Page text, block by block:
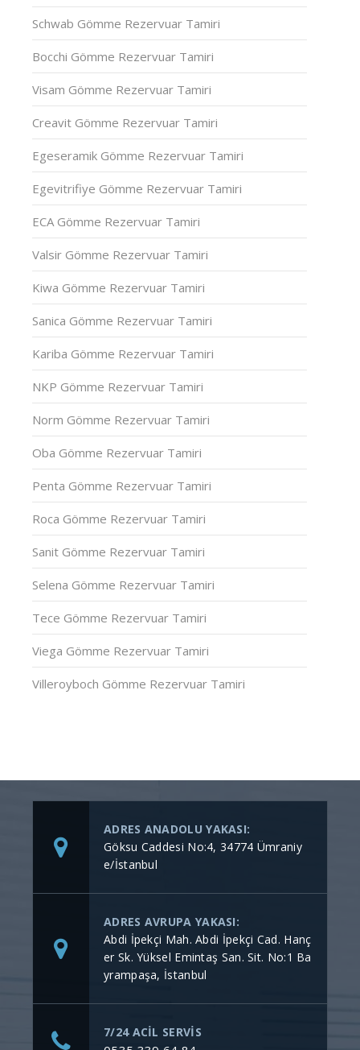
Schwab Gömme Rezervuar Tamiri
Bocchi Gömme Rezervuar Tamiri
Visam Gömme Rezervuar Tamiri
Creavit Gömme Rezervuar Tamiri
Egeseramik Gömme Rezervuar Tamiri
Egevitrifiye Gömme Rezervuar Tamiri
ECA Gömme Rezervuar Tamiri
Valsir Gömme Rezervuar Tamiri
Kiwa Gömme Rezervuar Tamiri
Sanica Gömme Rezervuar Tamiri
Kariba Gömme Rezervuar Tamiri
NKP Gömme Rezervuar Tamiri
Norm Gömme Rezervuar Tamiri
Oba Gömme Rezervuar Tamiri
Penta Gömme Rezervuar Tamiri
Roca Gömme Rezervuar Tamiri
Sanit Gömme Rezervuar Tamiri
Selena Gömme Rezervuar Tamiri
Tece Gömme Rezervuar Tamiri
Viega Gömme Rezervuar Tamiri
Villeroyboch Gömme Rezervuar Tamiri
ADRES ANADOLU YAKASI:
Göksu Caddesi No:4, 34774 Ümraniy
e/İstanbul
ADRES AVRUPA YAKASI:
Abdi İpekçi Mah. Abdi İpekçi Cad. Hanç
er Sk. Yüksel Emintaş San. Sit. No:1 Ba
yrampaşa, İstanbul
7/24 ACİL SERVİS